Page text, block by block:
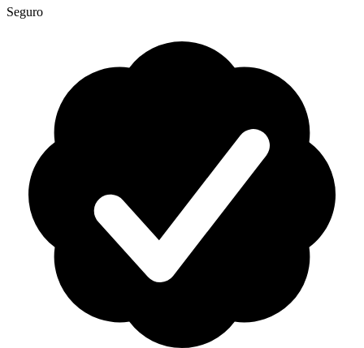
Seguro